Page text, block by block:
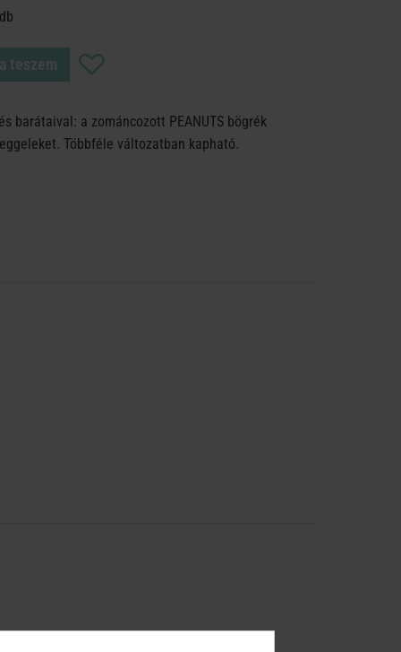
teszem
barátaival: a zománcozott PEANUTS bögrék
Többféle változatban kapható.